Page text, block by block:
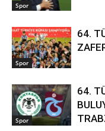
Spor
Spor
64.
Spor
64.